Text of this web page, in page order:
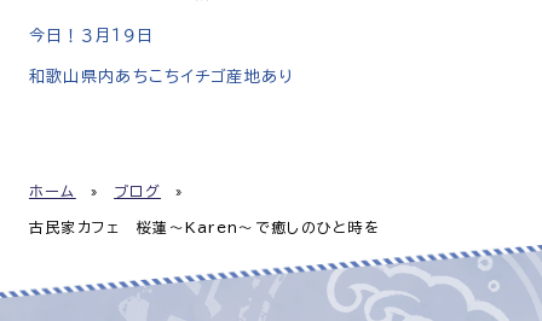
今日！３月１９日
和歌山県内あちこちイチゴ産地あり
ホーム » ブログ »
古民家カフェ 桜蓮～Karen～で癒しのひと時を